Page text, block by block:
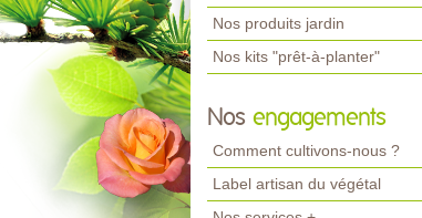
Nos produits jardin
Nos kits "prêt-à-planter"
Nos engagements
Comment cultivons-nous ?
Label artisan du végétal